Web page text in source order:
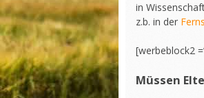
in
z.b. in der
[werbeblock2
Müssen